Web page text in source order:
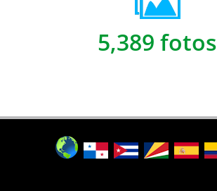
5,389 fotos